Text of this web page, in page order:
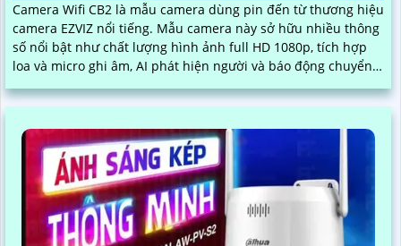
Camera Wifi CB2 là mẫu camera dùng pin đến từ thương hiệu
camera EZVIZ nổi tiếng. Mẫu camera này sở hữu nhiều thông
số nổi bật như chất lượng hình ảnh full HD 1080p, tích hợp
loa và micro ghi âm, AI phát hiện người và báo động chuyển
động chuẩn